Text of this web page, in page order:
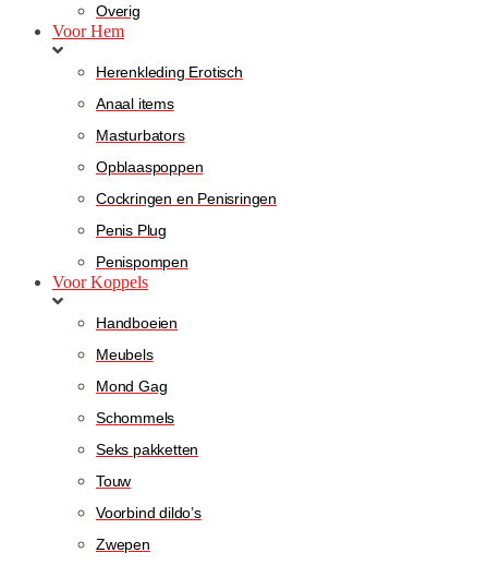
Overig
Voor Hem
Herenkleding Erotisch
Anaal items
Masturbators
Opblaaspoppen
Cockringen en Penisringen
Penis Plug
Penispompen
Voor Koppels
Handboeien
Meubels
Mond Gag
Schommels
Seks pakketten
Touw
Voorbind dildo’s
Zwepen